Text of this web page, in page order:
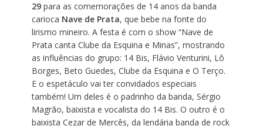
29 para as comemorações de 14 anos da banda
carioca Nave de Prata, que bebe na fonte do
lirismo mineiro. A festa é com o show “Nave de
Prata canta Clube da Esquina e Minas”, mostrando
as influências do grupo: 14 Bis, Flávio Venturini, Lô
Borges, Beto Guedes, Clube da Esquina e O Terço.
E o espetáculo vai ter convidados especiais
também! Um deles é o padrinho da banda, Sérgio
Magrão, baixista e vocalista do 14 Bis. O outro é o
baixista Cezar de Mercês, da lendária banda de rock